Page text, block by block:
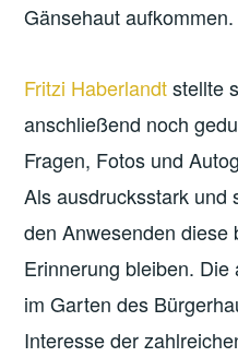
Gänsehaut aufkommen.
Fritzi Haberlandtstellte
anschließend noch
Fragen, Fotos und
Als ausdrucksstark und
den Anwesenden diese
Erinnerung bleiben.
im Garten des
Interesse der